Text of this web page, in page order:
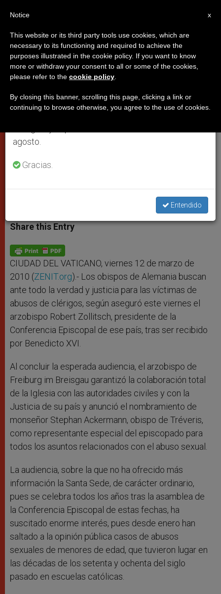
Los obispos alemanes quieren
verdad y justicia para las
víctimas de abusos
El Papa recibe al presidente de la
VATICANO
t
s
p
p
s
e
g
e
r
e
b
o
k
t r
Share this Entry
CIUDAD DEL VATICANO, viernes 12 de marzo de
2010 (ZENIT.org).- Los obispos de Alemania buscan
ante todo la verdad y justicia para las víctimas de
abusos de clérigos, según aseguró este viernes el
arzobispo Robert Zollitsch, presidente de la
Conferencia Episcopal de ese país, tras ser recibido
por Benedicto XVI.
Al concluir la esperada audiencia, el arzobispo de
Freiburg im Breisgau garantizó la colaboración total
de la Iglesia con las autoridades civiles y con la
Justicia de su país y anunció el nombramiento de
monseñor Stephan Ackermann, obispo de Tréveris,
como representante especial del episcopado para
todos los asuntos relacionados con el abuso sexual.
La audiencia, sobre la que no ha ofrecido más
información la Santa Sede, de carácter ordinario,
pues se celebra todos los años tras la asamblea de
la Conferencia Episcopal de estas fechas, ha
suscitado enorme interés, pues desde enero han
saltado a la opinión pública casos de abusos
sexuales de menores de edad, que tuvieron lugar en
las décadas de los setenta y ochenta del siglo
pasado en escuelas católicas.
×
Aviso importante
Del 27 de julio al 7 de agosto haremos la pausa
anual, aprovechando que en el periodo de verano
se generan menos informaciones y también el
agosto.
Gracias.
Entendido
x
Notice
This website or its third party tools use cookies, which are
necessary to its functioning and required to achieve the
purposes illustrated in the cookie policy. If you want to know
more or withdraw your consent to all or some of the cookies,
please refer to the cookie policy
By closing this banner, scrolling this page, clicking a link or
continuing to browse otherwise, you agree to the use of cookies.